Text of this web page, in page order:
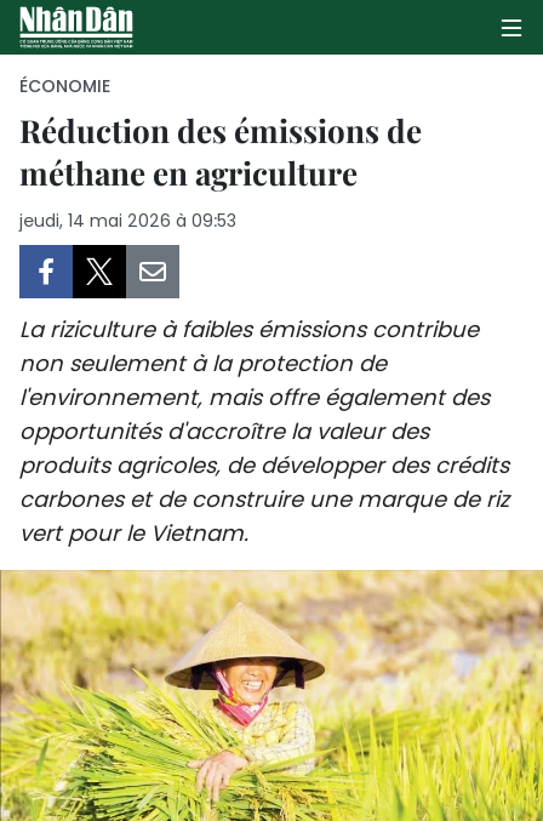
PAGE D'ACCUEIL
POLITIQUE
SOCIÉTÉ
CULTURE
TOURISME
ENVIRONNEMENT
SPORT
FRANCOPHONIE
PAYS NATAL
INTERNATIONAL
MÉGASTORIE
ÉCONOMIE
Réduction des émissions de
méthane en agriculture
jeudi, 14 mai 2026 à 09:53
La riziculture à faibles émissions contribue
non seulement à la protection de
l'environnement, mais offre également des
opportunités d'accroître la valeur des
produits agricoles, de développer des crédits
carbones et de construire une marque de riz
vert pour le Vietnam.